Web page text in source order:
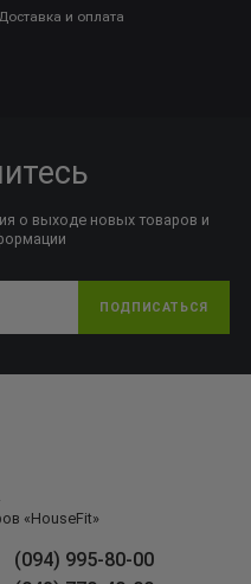
Доставка и оплата
о выходе новых товаров и
ПОДПИСАТЬСЯ
«HouseFit»
(094) 995-80-00